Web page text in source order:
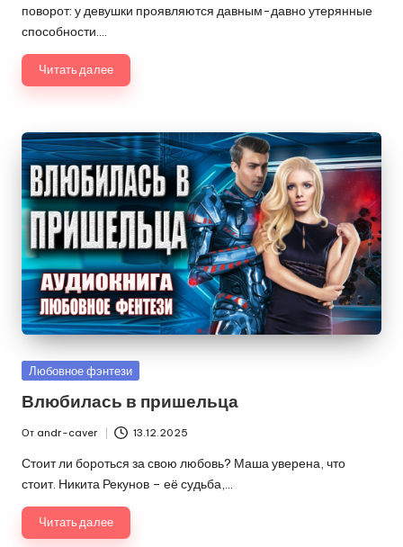
поворот: у девушки проявляются давным-давно утерянные
способности.…
Читать далее
Опубликовано
Любовное фэнтези
Влюбилась в пришельца
от
От andr-caver 13.12.2025
Стоит ли бороться за свою любовь? Маша уверена, что
стоит. Никита Рекунов – её судьба,…
Читать далее